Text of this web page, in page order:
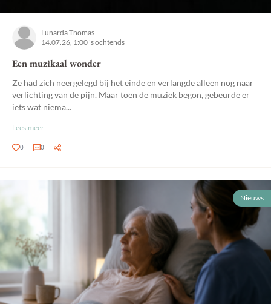
Lunarda Thomas
14.07.26, 1:00 's ochtends
Een muzikaal wonder
Ze had zich neergelegd bij het einde en verlangde alleen nog naar
verlichting van de pijn. Maar toen de muziek begon, gebeurde er
iets wat niema...
Lees meer
0 0
Nieuws